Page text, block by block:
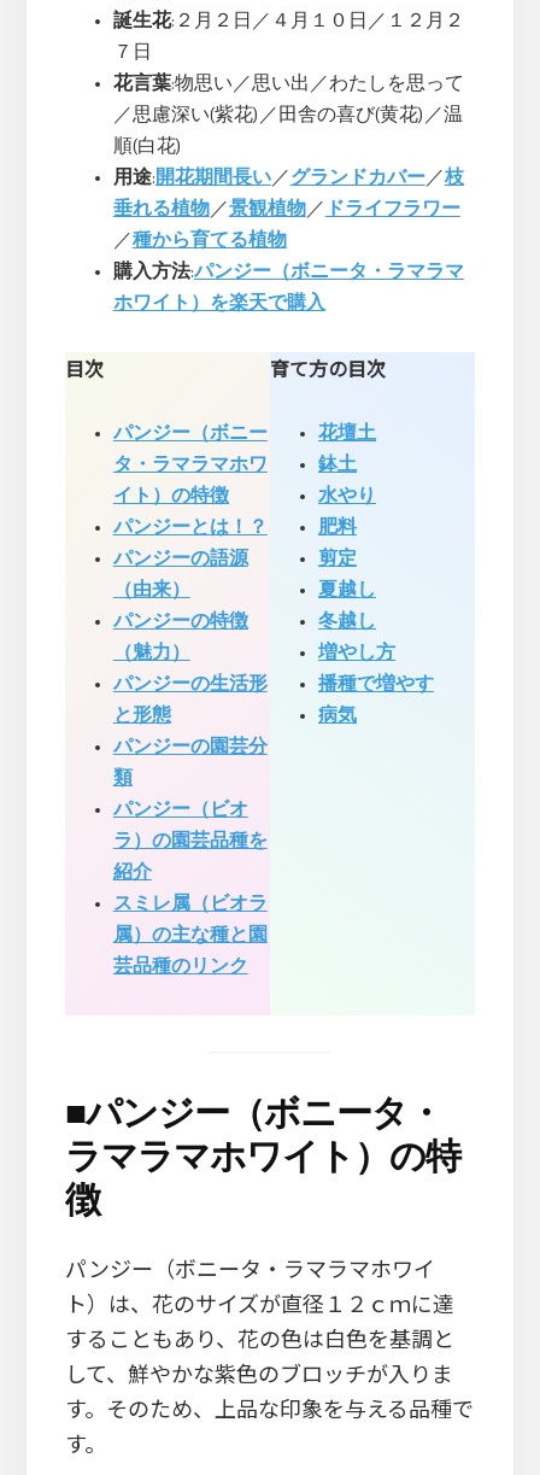
誕生花:２月２日／４月１０日／１２月２
７日
花言葉:物思い／思い出／わたしを思って
／思慮深い(紫花)／田舎の喜び(黄花)／温
順(白花)
用途:開花期間長い／グランドカバー／枝
垂れる植物／景観植物／ ドライフラワー
／種から育てる植物
購入方法:パンジー（ボニータ・ラマラマ
ホワイト）を楽天で購入
目次
パンジー（ボニー
タ・ラマラマホワ
イト）の特徴
パンジーとは！？
パンジーの語源
（由来）
パンジーの特徴
（魅力）
パンジーの生活形
と形態
パンジーの園芸分
類
パンジー（ビオ
ラ）の園芸品種を
紹介
スミレ属（ビオラ
属）の主な種と園
芸品種のリンク
育て方の目次
花壇土
鉢土
水やり
肥料
剪定
夏越し
冬越し
増やし方
播種で増やす
病気
■パンジー（ボニータ・
ラマラマホワイト）の特
徴
パンジー（ボニータ・ラマラマホワイ
ト）は、花のサイズが直径１２ｃｍに達
することもあり、花の色は白色を基調と
して、鮮やかな紫色のブロッチが入りま
す。そのため、上品な印象を与える品種で
す。